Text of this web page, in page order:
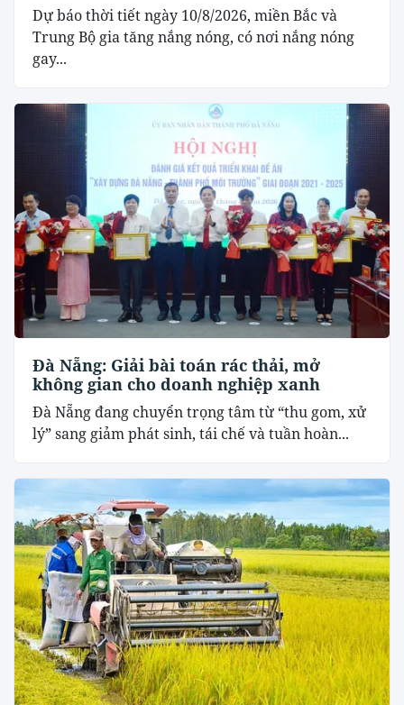
Dự báo thời tiết ngày 10/8/2026, miền Bắc và
Trung Bộ gia tăng nắng nóng, có nơi nắng nóng
gay...
Đà Nẵng: Giải bài toán rác thải, mở
không gian cho doanh nghiệp xanh
Đà Nẵng đang chuyển trọng tâm từ “thu gom, xử
lý” sang giảm phát sinh, tái chế và tuần hoàn...